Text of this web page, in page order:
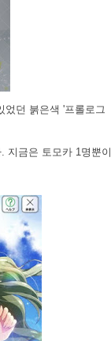
었던 붉은색 '프롤로그
지금은 토모카 1명뿐이